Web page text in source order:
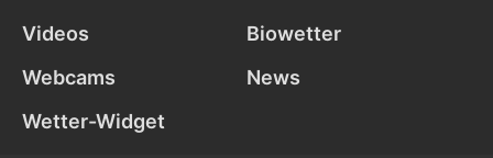
Videos
Biowetter
Webcams
News
Wetter-Widget